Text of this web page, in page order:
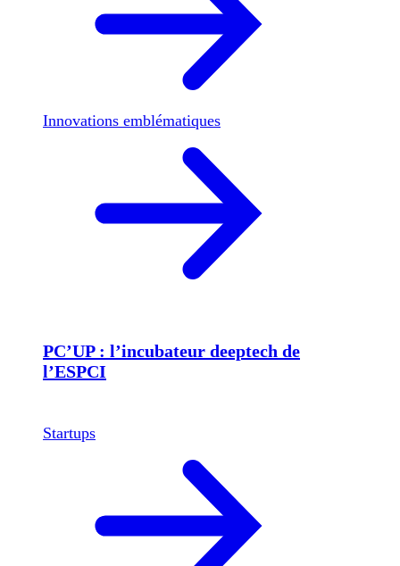
Innovations emblématiques
PC’UP : l’incubateur deeptech de
l’ESPCI
Startups